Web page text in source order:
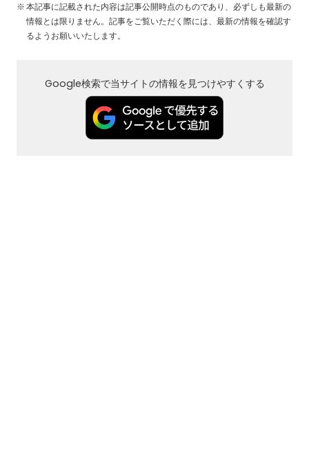
本記事に記載された内容は記事公開時点のものであり、必ずしも最新の
情報とは限りません。記事をご覧いただく際には、最新の情報を確認す
るようお願いいたします。
Google検索で当サイトの情報を見つけやすくする